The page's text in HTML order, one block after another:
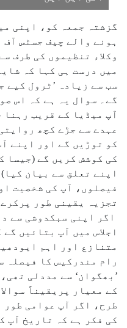
گزشتہ جمعہ کو، اپنی
ہونے والے چیف جسٹس
وکلاء تنظیموں کی طرف
میں درست ہی کہا کہ
سب سے زیادہ ’ٹرول کیے
گے۔ سوال یہ ہے کہ اس
آپ میڈیا کے قریب
عہدے سے جڑے کچھ
کو توڑیں گے اور اپنے
کی کوشش کریں گے (جیسا
اپنے تعلق سے بیان
فیصلوں، آپ کی شخصیت
تجزیہ یقینی طور پرکرے
اگر اپنی سبکدوشی سے
اجلاس میں آپ بتائیں
متنازع اور اہم
رام مندرکیس کا فیصلہ
’بھگوان‘ سے مددلی
کے معیار پریقیناً
طرح، اگر آپ عوامی طور
کی فکر ہے کہ تاریخ آپ